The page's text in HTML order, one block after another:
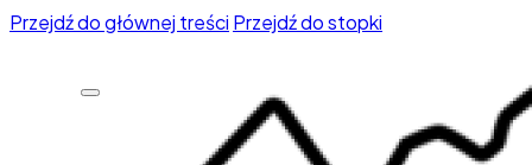
Przejdź do głównej treści Przejdź do stopki